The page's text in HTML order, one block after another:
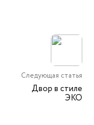
Следующая статья
Двор в стиле
ЭКО